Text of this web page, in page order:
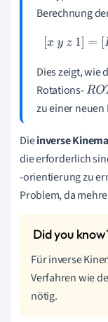
Berechnung
[xy z
Dies zeigt, wie
Rotations-ROT
zu einer
Dieinverse
die erforderlich
-orientierung zu
Problem, da
Für inverse
Verfahren wie
nötig.